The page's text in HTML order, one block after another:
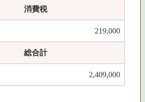
消費税
219,000
総合計
2,409,000